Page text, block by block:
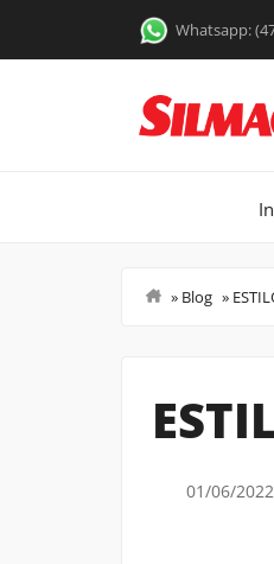
Whatsapp:
entrevistas
» Blog »
01/06/2022